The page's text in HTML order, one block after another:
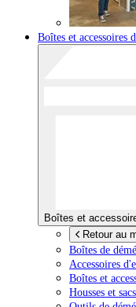
Boîtes et accessoires
Boîtes et
Retour au
Boîtes de
Accessoires
Boîtes et
Housses et sacs